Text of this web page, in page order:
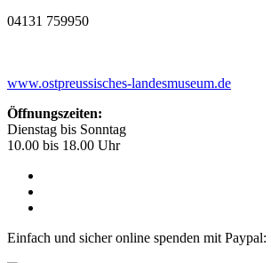
04131 759950
www.ostpreussisches-landesmuseum.de
Öffnungszeiten:
Dienstag bis Sonntag
10.00 bis 18.00 Uhr
Einfach und sicher online spenden mit Paypal: